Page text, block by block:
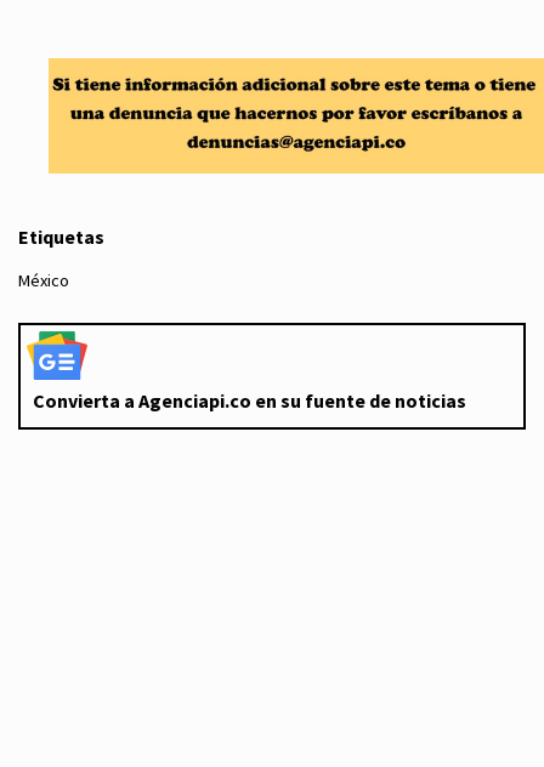
Etiquetas
México
Convierta a Agenciapi.co en su fuente de noticias